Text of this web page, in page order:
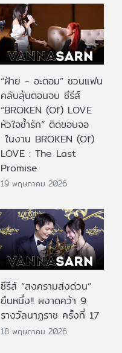
“ฝ้าย - อะตอม” ชวนแฟน
คลับลุ้นตอนจบ ซีรีส์
“BROKEN (Of) LOVE
หัวใจช้ำรัก” ติดขอบจอ
ในงาน BROKEN (Of)
LOVE : The Last
Promise
19 พฤษภาคม 2026
ซีรีส์ “สงครามส่งด่วน”
ยืนหนึ่ง!! ผงาดคว้า 9
รางวัลนาฏราช ครั้งที่ 17
18 พฤษภาคม 2026